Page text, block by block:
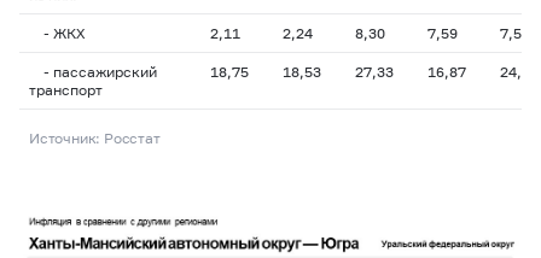
- ЖКХ 2,11 2,24 8,30 7,59 7,53
- пассажирский
транспорт
18,75 18,53 27,33 16,87 24,64
Источник: Росстат